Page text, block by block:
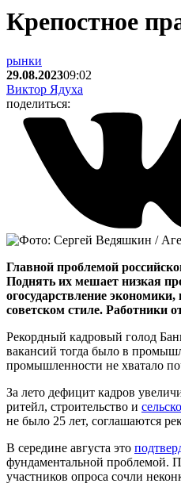
Крепостное
рынки
29.08.202309:02
Виктор Ядуха
поделиться:
Главной проблемой
Поднять их мешает низкая
огосударствление
советском стиле. Работники
Рекордный кадровый голод
вакансий тогда было в
промышленности не хватало
За лето дефицит кадров
ритейл, строительство и
не было 25 лет, соглашаются
В середине августа это
фундаментальной проблемой.
участников опроса сочли